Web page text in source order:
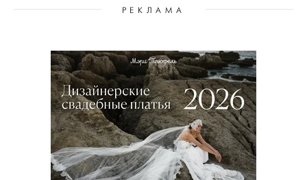
РЕКЛАМА